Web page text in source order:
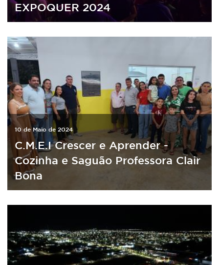
EXPOQUER 2024
10 de Maio de 2024
C.M.E.I Crescer e Aprender -
Cozinha e Saguão Professora Clair
Bona